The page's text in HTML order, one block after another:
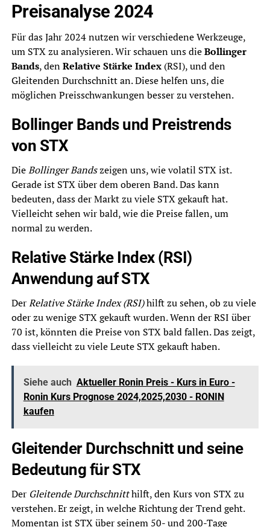
Preisanalyse 2024
Für das Jahr 2024 nutzen wir verschiedene Werkzeuge,
um STX zu analysieren. Wir schauen uns dieBollinger
Bands, denRelative Stärke Index(RSI), und den
Gleitenden Durchschnitt an. Diese helfen uns, die
möglichen Preisschwankungen besser zu verstehen.
Bollinger Bands und Preistrends
von STX
DieBollinger Bandszeigen uns, wie volatil STX ist.
Gerade ist STX über dem oberen Band. Das kann
bedeuten, dass der Markt zu viele STX gekauft hat.
Vielleicht sehen wir bald, wie die Preise fallen, um
normal zu werden.
Relative Stärke Index (RSI)
Anwendung auf STX
DerRelative Stärke Index (RSI)hilft zu sehen, ob zu viele
oder zu wenige STX gekauft wurden. Wenn der RSI über
70 ist, könnten die Preise von STX bald fallen. Das zeigt,
dass vielleicht zu viele Leute STX gekauft haben.
Siehe auch Aktueller Ronin Preis - Kurs in Euro -
Ronin Kurs Prognose 2024,2025,2030 - RONIN
kaufen
Gleitender Durchschnitt und seine
Bedeutung für STX
Der Gleitende Durchschnitthilft, den Kurs von STX zu
verstehen. Er zeigt, in welche Richtung der Trend geht.
Momentan ist STX über seinem 50- und 200-Tage